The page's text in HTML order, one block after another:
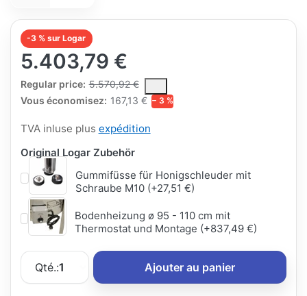
-3 % sur Logar
5.403,79 €
Regular price: 5.570,92 €
The Regular Price is the median selling price paid by
Vous économisez: 167,13 € − 3 %
TVA inluse plus expédition
Original Logar Zubehör
Gummifüsse für Honigschleuder mit
Schraube M10 (+27,51 €)
Bodenheizung ø 95 - 110 cm mit
Thermostat und Montage (+837,49 €)
Qté.:1 Ajouter au panier